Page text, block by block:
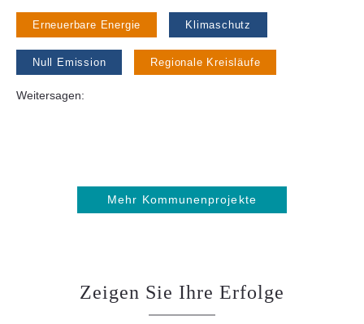
Erneuerbare Energie Klimaschutz
Null Emission Regionale Kreisläufe
Weitersagen:
Mehr Kommunenprojekte
Zeigen Sie Ihre Erfolge